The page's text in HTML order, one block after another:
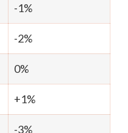
-1%
-2%
0%
+1%
-3%